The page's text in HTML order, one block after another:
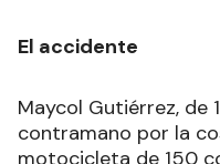
El accidente
Maycol Gutiérrez, de
contramano por la
motocicleta de 150